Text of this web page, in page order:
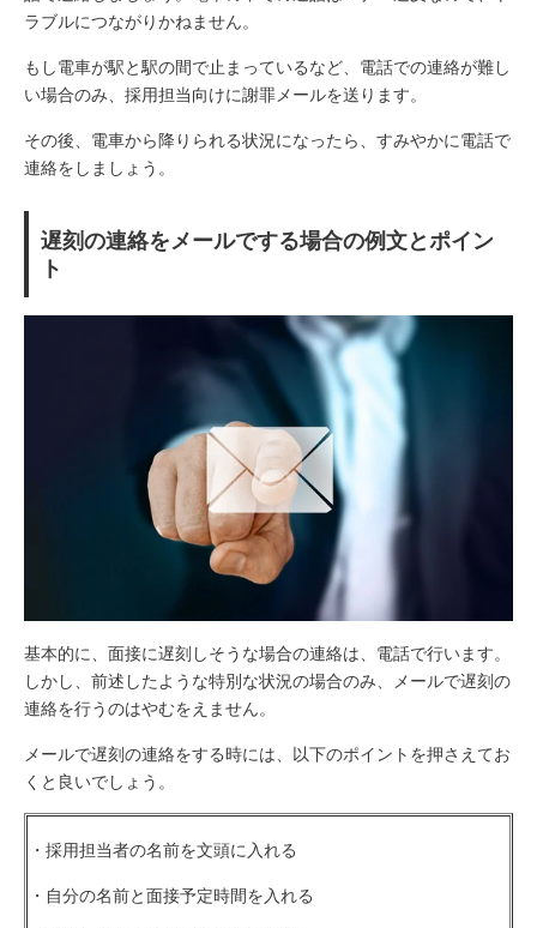
ラブルにつながりかねません。
もし電車が駅と駅の間で止まっているなど、電話での連絡が難し
い場合のみ、採用担当向けに謝罪メールを送ります。
その後、電車から降りられる状況になったら、すみやかに電話で
連絡をしましょう。
遅刻の連絡をメールでする場合の例文とポイン
ト
基本的に、面接に遅刻しそうな場合の連絡は、電話で行います。
しかし、前述したような特別な状況の場合のみ、メールで遅刻の
連絡を行うのはやむをえません。
メールで遅刻の連絡をする時には、以下のポイントを押さえてお
くと良いでしょう。
・採用担当者の名前を文頭に入れる
・自分の名前と面接予定時間を入れる